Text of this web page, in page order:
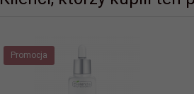
Promocja